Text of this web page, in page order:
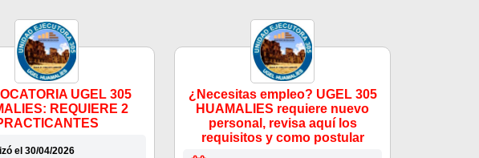
UGEL 305
REQUIERE 2
el 30/04/2026
¿Necesitas empleo? UGEL 305
HUAMALIES requiere nuevo
personal, revisa aquí los
requisitos y como postular